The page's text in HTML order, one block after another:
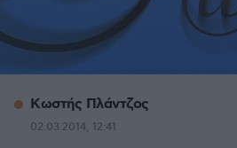
Κωστής Πλάντζος
02.03.2014, 12:41